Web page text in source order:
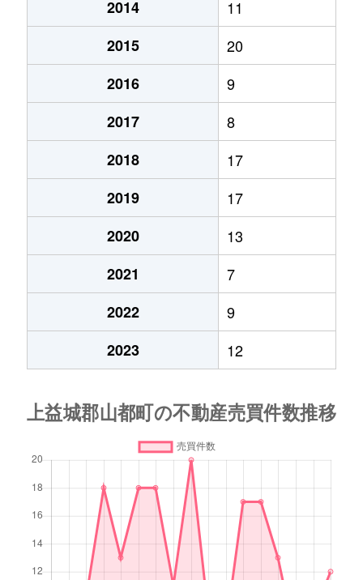
2014
11
2015
20
2016
9
2017
8
2018
17
2019
17
2020
13
2021
7
2022
9
2023
12